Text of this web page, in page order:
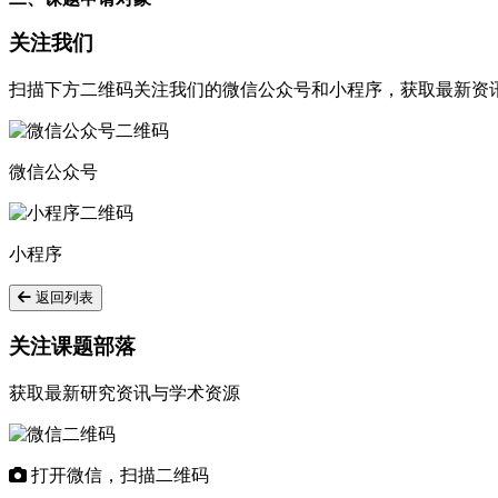
关注我们
扫描下方二维码关注我们的微信公众号和小程序，获取最新资
微信公众号
小程序
返回列表
关注课题部落
获取最新研究资讯与学术资源
打开微信，扫描二维码